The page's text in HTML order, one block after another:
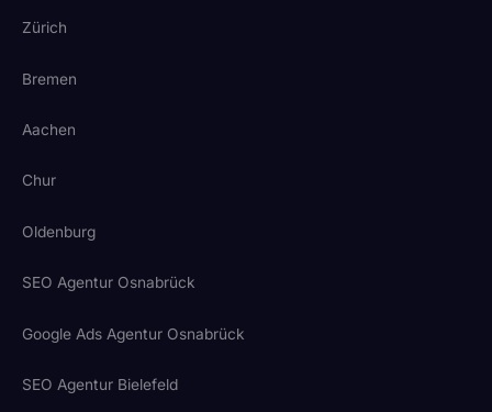
Zürich
Bremen
Aachen
Chur
Oldenburg
SEO Agentur Osnabrück
Google Ads Agentur Osnabrück
SEO Agentur Bielefeld